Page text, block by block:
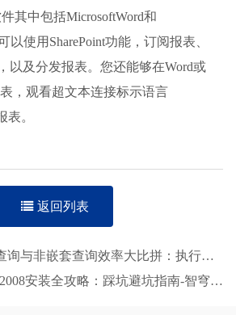
其中包括MicrosoftWord和
以使用SharePoint功能，订阅报表、
以及分发报表。您还能够在Word或
，观看超文本连接标示语言
表。
返回列表
非嵌套查询效率大比拼：执行计划揭秘
下一篇 : SQL Server 2008安装全攻略：踩坑避坑指南-智穹界来普科技